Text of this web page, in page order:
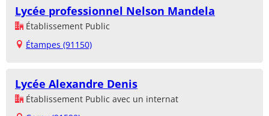
Lycée professionnel Nelson Mandela
Établissement Public
Étampes (91150)
Lycée Alexandre Denis
Établissement Public avec un internat